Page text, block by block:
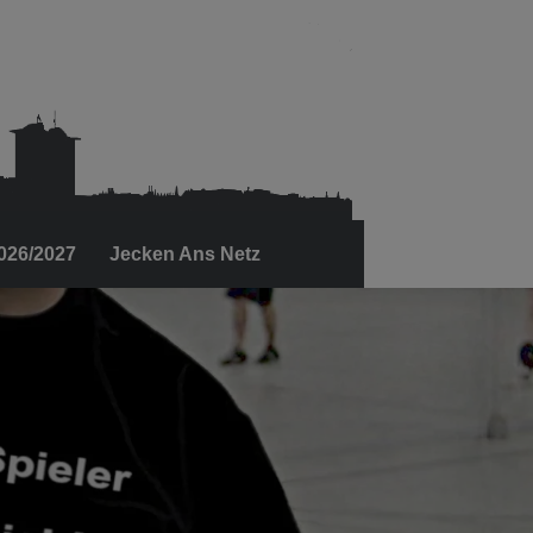
2027 Jecken Ans Netz